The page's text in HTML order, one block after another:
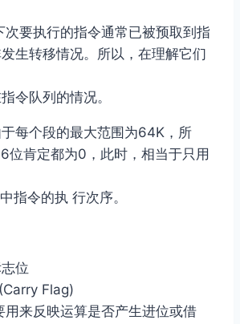
次要执行的指令通常已被预取到指
生转移情况。所以，在理解它们
令队列的情况。
每个段的最大范围为64K，所
位肯定都为0，此时，相当于只用
指令的执 行次序。
位
Flag)
用来反映运算是否产生进位或借